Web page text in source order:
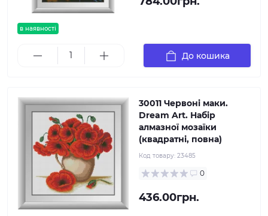
в наявності
До кошика
30011 Червоні маки.
Dream Art. Набір
алмазної мозаїки
(квадратні, повна)
Код товару: 23485
0
436.00грн.